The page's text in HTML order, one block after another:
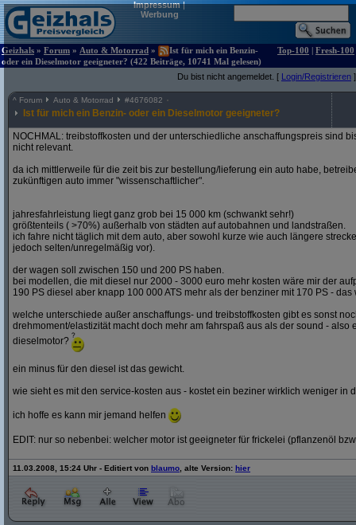
Impressum|
Werbung
Geizhals » Forum » Auto & Motorrad »
Ist für mich ein Benzin-
oder ein Dieselmotor geeigneter? (422 Beiträge, 10741 Mal gelesen)
Top-100 | Fresh-100
Du bist nicht angemeldet. [ Login/Registrieren ]
^ Forum Auto & Motorrad #4676082
Ist für mich ein Benzin- oder ein Dieselmotor geeigneter?
NOCHMAL: treibstoffkosten und der unterschiedliche anschaffungspreis sind
nicht relevant.
da ich mittlerweile für die zeit bis zur bestellung/lieferung ein auto habe,
zukünftigen auto immer "wissenschaftlicher".
jahresfahrleistung liegt ganz grob bei 15 000 km (schwankt sehr!)
größtenteils ( >70%) außerhalb von städten auf autobahnen und landstraßen.
ich fahre nicht täglich mit dem auto, aber sowohl kurze wie auch längere
jedoch selten/unregelmäßig vor).
der wagen soll zwischen 150 und 200 PS haben.
bei modellen, die mit diesel nur 2000 - 3000 euro mehr kosten wäre mir der
190 PS diesel aber knapp 100 000 ATS mehr als der benziner mit 170 PS - das
welche unterschiede außer anschaffungs- und treibstoffkosten gibt es sonst
drehmoment/elastizität macht doch mehr am fahrspaß aus als der sound - also
dieselmotor?
ein minus für den diesel ist das gewicht.
wie sieht es mit den service-kosten aus - kostet ein beziner wirklich weniger in
ich hoffe es kann mir jemand helfen
EDIT: nur so nebenbei: welcher motor ist geeigneter für frickelei (pflanzenöl
11.03.2008, 15:24 Uhr - Editiert von blaumo , alte Version: hier